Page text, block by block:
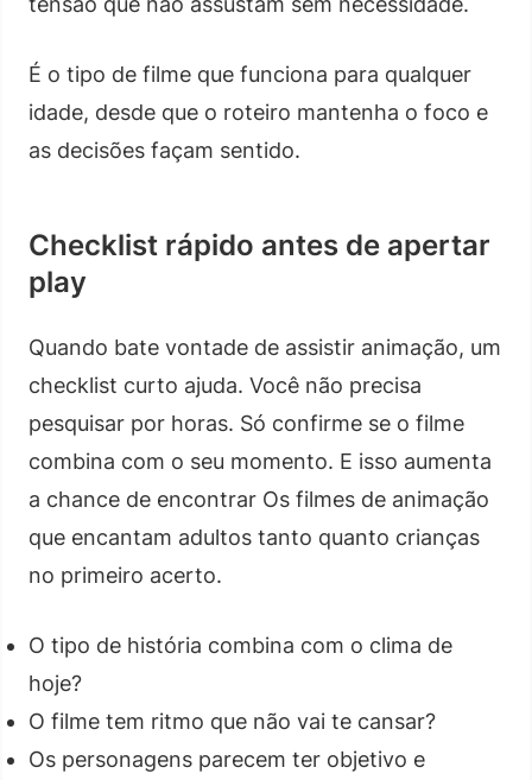
É o tipo de filme que funciona para qualquer
idade, desde que o roteiro mantenha o foco e
as decisões façam sentido.
Checklist rápido antes de apertar
play
Quando bate vontade de assistir animação, um
checklist curto ajuda. Você não precisa
pesquisar por horas. Só confirme se o filme
combina com o seu momento. E isso aumenta
a chance de encontrar Os filmes de animação
que encantam adultos tanto quanto crianças
no primeiro acerto.
O tipo de história combina com o clima de
hoje?
O filme tem ritmo que não vai te cansar?
Os personagens parecem ter objetivo e